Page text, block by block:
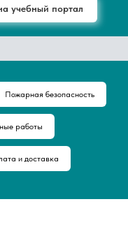
учебный портал
Пожарная безопасность
работы
и доставка